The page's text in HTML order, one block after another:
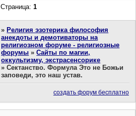
Страница:1
»Религия эзотерика философия
анекдоты и демотиваторы на
религиозном форуме - религиозные
форумы »Сайты по магии,
оккультизму, экстрасенсорике
»Сектанство. Формула Это не Божьи
заповеди, это наш устав.
создать форум бесплатно